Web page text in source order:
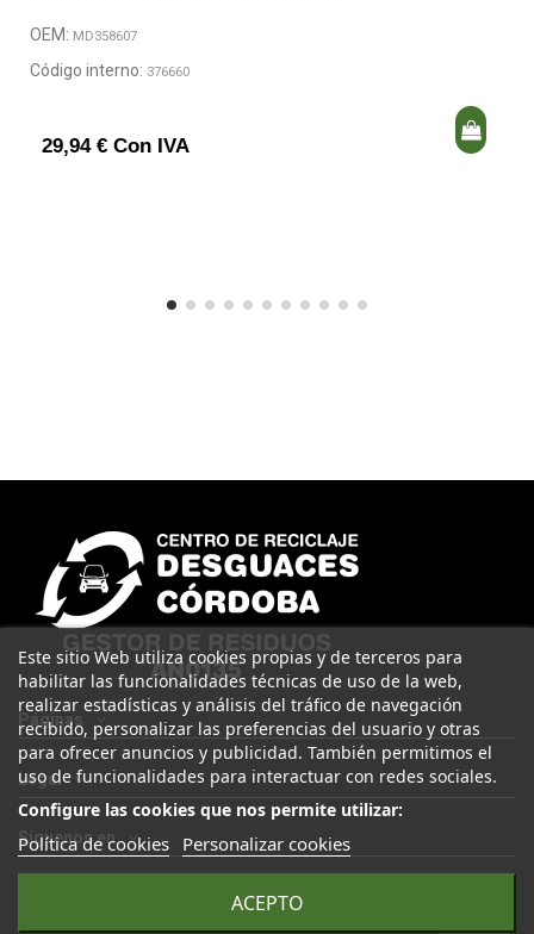
OEM: MD358607
Código interno: 376660
29,94 € Con IVA
Páginas
Legal
Este sitio Web utiliza cookies propias y de terceros para
habilitar las funcionalidades técnicas de uso de la web,
realizar estadísticas y análisis del tráfico de navegación
recibido, personalizar las preferencias del usuario y otras
para ofrecer anuncios y publicidad. También permitimos el
uso de funcionalidades para interactuar con redes sociales.
Configure las cookies que nos permite utilizar:
Política de cookies Personalizar cookies
ACEPTO
Síguenos en